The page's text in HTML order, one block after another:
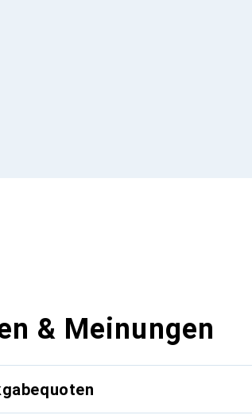
& Meinungen